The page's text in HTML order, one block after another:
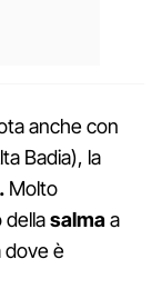
anche con
Badia), la
Molto
dellasalmaa
dove è